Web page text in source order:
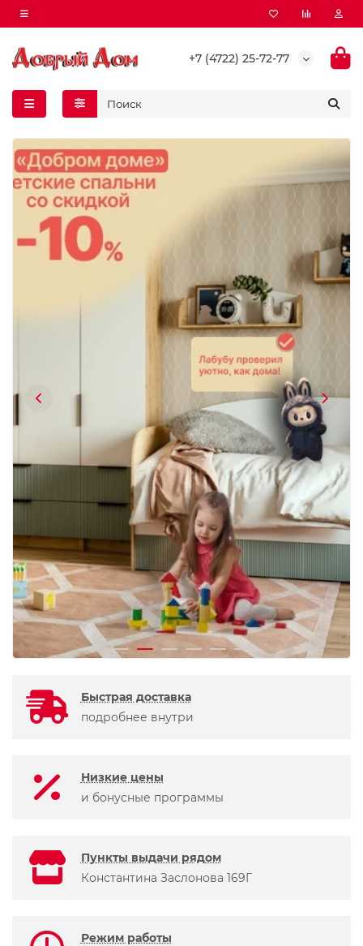
+7 (4722) 25-72-77
Быстрая доставка
подробнее внутри
Низкие цены
и бонусные программы
Пункты выдачи рядом
Константина Заслонова 169Г
Режим работы